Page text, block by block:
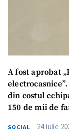
A fost aprobat
din costul
150 de mii de
SOCIAL 24 iulie